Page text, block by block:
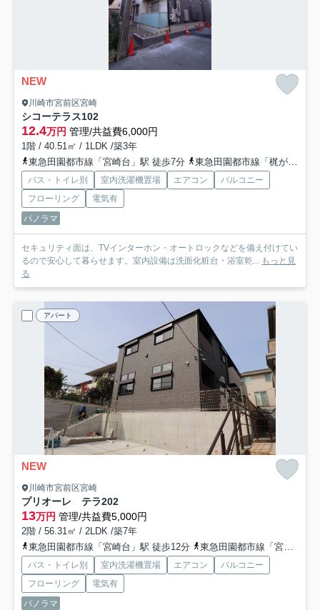
NEW
川崎市宮前区宮崎
シコーテラス102
12.4万円 管理/共益費6,000円
1階 / 40.51㎡ / 1LDK /築3年
東急田園都市線「宮崎台」駅 徒歩7分
東急田園都市線「梶が谷」駅 徒歩17分
バス・トイレ別 室内洗濯機置場 エアコン
バルコニー
フローリング
電気有
パノラマ
セキュリティ面は、TVインターホン・オートロックなどを備え付けてい
るので安心して暮らせます。室内設備は洗面化粧台・浴室乾...
もっと見
る
アパート
NEW
川崎市宮前区宮崎
プリオーレ テラ202
13万円 管理/共益費5,000円
2階 / 56.31㎡ / 2LDK /築7年
東急田園都市線「宮崎台」駅 徒歩12分
東急田園都市線「宮前平」駅 徒歩14分
バス・トイレ別 室内洗濯機置場 エアコン
バルコニー
フローリング
電気有
パノラマ